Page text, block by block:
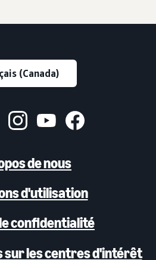
de nous
d'utilisation
confidentialité
sur les centres d'intérêt